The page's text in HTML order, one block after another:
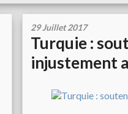
29 Juillet 2017
Turquie :
injustement